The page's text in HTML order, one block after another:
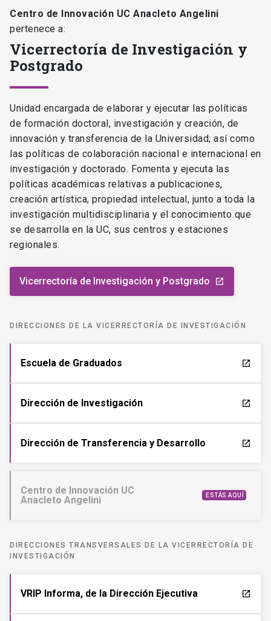
Centro de Innovación UC Anacleto Angelini
pertenece a:
Vicerrectoría de Investigación y
Postgrado
Unidad encargada de elaborar y ejecutar las políticas
de formación doctoral, investigación y creación, de
innovación y transferencia de la Universidad; así como
las políticas de colaboración nacional e internacional en
investigación y doctorado. Fomenta y ejecuta las
políticas académicas relativas a publicaciones,
creación artística, propiedad intelectual, junto a toda la
investigación multidisciplinaria y el conocimiento que
se desarrolla en la UC, sus centros y estaciones
regionales.
Vicerrectoría de Investigación y Postgrado launch
DIRECCIONES DE LA VICERRECTORÍA DE INVESTIGACIÓN
Escuela de Graduados launch
Dirección de Investigación launch
Dirección de Transferencia y Desarrollo launch
Centro de Innovación UC
Anacleto Angelini
ESTÁS AQUÍ
DIRECCIONES TRANSVERSALES DE LA VICERRECTORÍA DE
INVESTIGACIÓN
VRIP Informa, de la Dirección Ejecutiva launch